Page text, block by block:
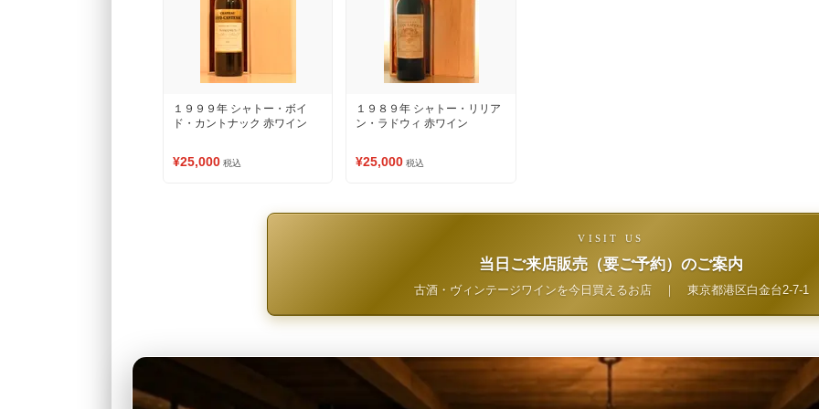
１９９９年 シャトー・ボイ
ド・カントナック 赤ワイン
¥25,000 税込
１９８９年 シャトー・リリア
ン・ラドウィ 赤ワイン
¥25,000 税込
VISIT US
当日ご来店販売（要ご予約）のご案内
古酒・ヴィンテージワインを今日買えるお店｜ 東京都港区白金台2-7-1